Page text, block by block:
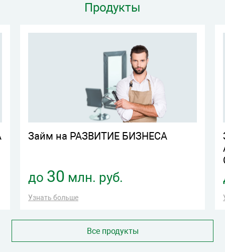
Продукты
Займ на РАЗВИТИЕ БИЗНЕСА
до 30 млн. руб.
Узнать больше
Все продукты